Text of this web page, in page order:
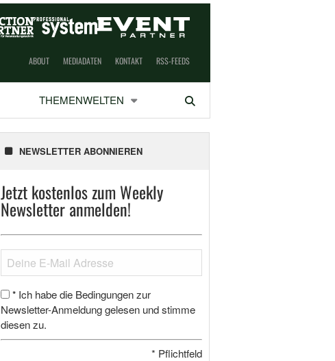
ABOUT MEDIADATEN KONTAKT RSS-FEEDS
THEMENWELTEN Suchen
NEWSLETTER ABONNIEREN
Jetzt kostenlos zum Weekly
Newsletter anmelden!
* Ich habe die Bedingungen zur
Newsletter-Anmeldung gelesen und stimme
diesen zu.
* Pflichtfeld